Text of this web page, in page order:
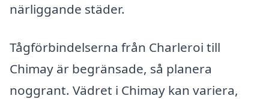
närliggande städer.
Tågförbindelserna från Charleroi till
Chimay är begränsade, så planera
noggrant. Vädret i Chimay kan variera,